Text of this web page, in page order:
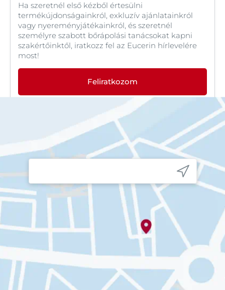
Ha szeretnél első kézből értesülni
termékújdonságainkról, exkluzív ajánlatainkról
vagy nyereményjátékainkról, és szeretnél
személyre szabott bőrápolási tanácsokat kapni
szakértőinktől, iratkozz fel az Eucerin hírlevelére
most!
Feliratkozom